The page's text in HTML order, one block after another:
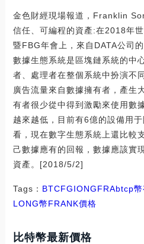
金色財經現場報道，Franklin
信任、可編程的資產:在2018年
暨FBG年會上，來自DATA公司
數據生態系統是區塊鏈系統的中
者、處理者在整個系統中扮演不
廣告流量來自數據擁有者，產生
有者很少從中得到激勵來使用數
越來越低，目前有6億的設備用
看，現在數字生態系統上還比較
己數據應有的回報，數據應該實
資產。[2018/5/2]
Tags： BTCFGIONGFRAbtcp幣
LONG幣FRANK價格
比特幣最新價格